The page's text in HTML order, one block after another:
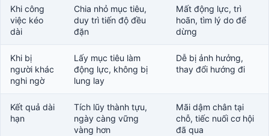
Khi công
việc kéo
dài
Chia nhỏ mục tiêu,
duy trì tiến độ đều
đặn
Mất động lực, trì
hoãn, tìm lý do để
dừng
Khi bị
người khác
nghi ngờ
Lấy mục tiêu làm
động lực, không bị
lung lay
Dễ bị ảnh hưởng,
thay đổi hướng đi
Kết quả dài
hạn
Tích lũy thành tựu,
ngày càng vững
vàng hơn
Mãi dậm chân tại
chỗ, tiếc nuối cơ hội
đã qua